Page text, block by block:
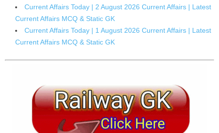
Current Affairs Today | 2 August 2026 Current Affairs | Latest
Current Affairs MCQ & Static GK
Current Affairs Today | 1 August 2026 Current Affairs | Latest
Current Affairs MCQ & Static GK